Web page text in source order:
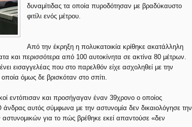
δυναμίτιδας τα οποία πυροδότησαν με βραδύκαυστο
φιτίλι ενός μέτρου.
Από την έκρηξη η πολυκατοικία κρίθηκε ακατάλληλη
και περισσότερα από 100 αυτοκίνητα σε ακτίνα 80 μέτρων.
εισαγγελέας που στο παρελθόν είχε ασχοληθεί με την
όμως δε βρισκόταν στο σπίτι.
εντόπισαν και προσήγαγαν έναν 39χρονο ο οποίος
αυτός σύμφωνα με την αστυνομία δεν δικαιολόγησε την
για το πώς βρέθηκε εκεί απαντούσε «δεν